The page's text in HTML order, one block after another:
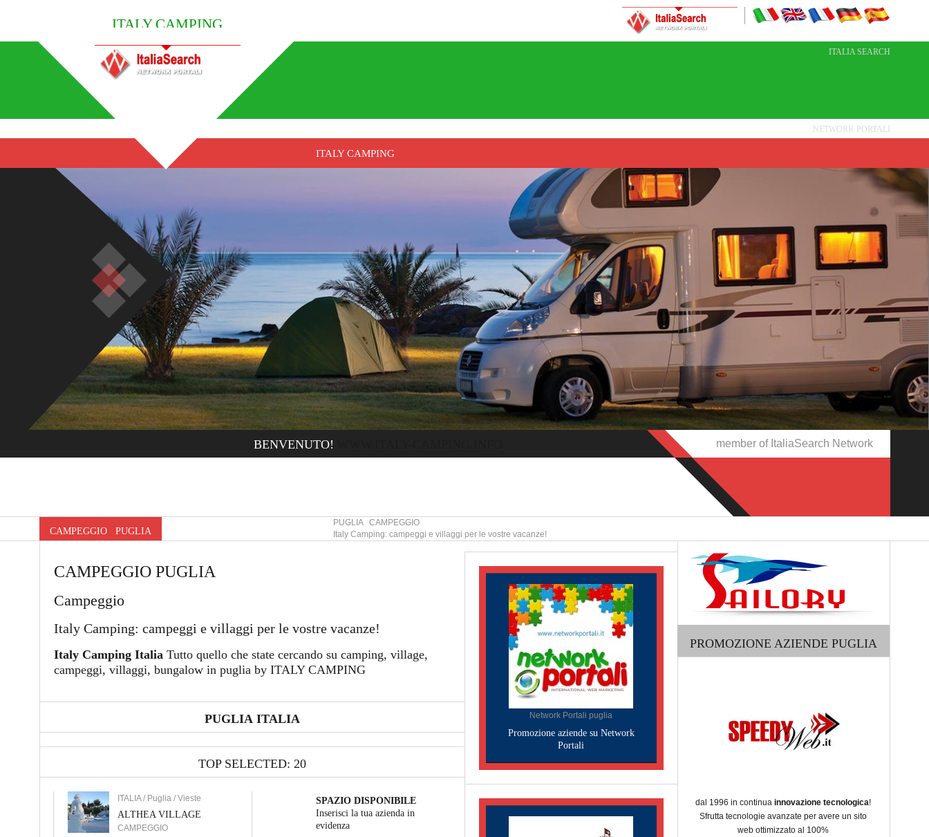
ITALY CAMPING
ITALIA SEARCH
NETWORK PORTALI
ITALY CAMPING
BENVENUTO! member of ItaliaSearch Network
CAMPEGGIO PUGLIA
PUGLIA CAMPEGGIO
Italy Camping: campeggi e villaggi per le vostre vacanze!
CAMPEGGIO PUGLIA
Campeggio
Italy Camping: campeggi e villaggi per le vostre vacanze!
Italy Camping ItaliaTutto quello che state cercando su camping, village,
campeggi, villaggi, bungalow in puglia by ITALY CAMPING
PUGLIA ITALIA
TOP SELECTED: 20
ITALIA / Puglia / Vieste
ALTHEA VILLAGE
CAMPEGGIO
SPAZIO DISPONIBILE
Inserisci la tua azienda in
evidenza
Network Portali puglia
Promozione aziende su Network
Portali
PROMOZIONE AZIENDE PUGLIA
dal 1996 in continua innovazione tecnologica!
Sfrutta tecnologie avanzate per avere un sito
web ottimizzato al 100%